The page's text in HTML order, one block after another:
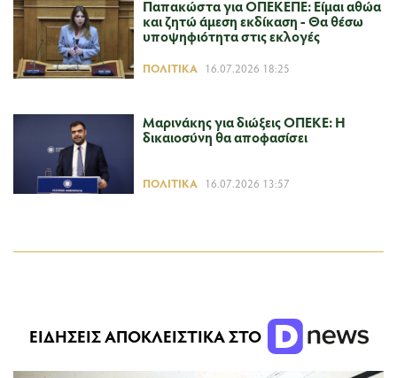
Παπακώστα για ΟΠΕΚΕΠΕ: Είμαι αθώα
και ζητώ άμεση εκδίκαση - Θα θέσω
υποψηφιότητα στις εκλογές
ΠΟΛΙΤΙΚΆ 16.07.2026 18:25
Μαρινάκης για διώξεις ΟΠΕΚΕ: Η
δικαιοσύνη θα αποφασίσει
ΠΟΛΙΤΙΚΆ 16.07.2026 13:57
ΕΙΔΗΣΕΙΣ ΑΠΟΚΛΕΙΣΤΙΚΑ ΣΤΟ